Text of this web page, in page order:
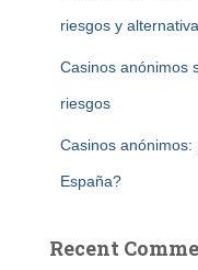
riesgos y
Casinos anónimos
riesgos
Casinos
España?
Recent